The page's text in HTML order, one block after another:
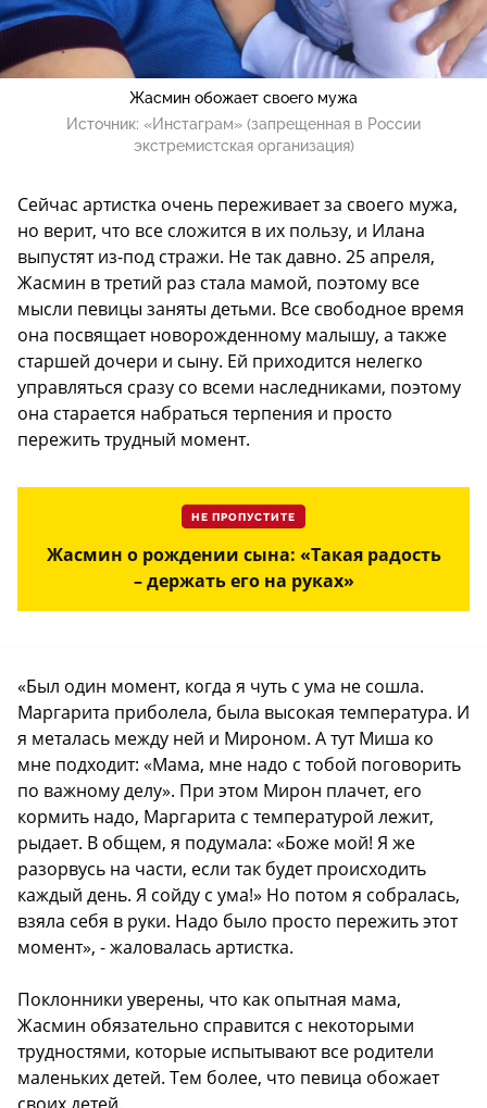
Жасмин обожает своего мужа
Источник: «Инстаграм» (запрещенная в России
экстремистская организация)
Сейчас артистка очень переживает за своего мужа,
но верит, что все сложится в их пользу, и Илана
выпустят из-под стражи. Не так давно. 25 апреля,
Жасмин в третий раз стала мамой, поэтому все
мысли певицы заняты детьми. Все свободное время
она посвящает новорожденному малышу, а также
старшей дочери и сыну. Ей приходится нелегко
управляться сразу со всеми наследниками, поэтому
она старается набраться терпения и просто
пережить трудный момент.
НЕ ПРОПУСТИТЕ
Жасмин о рождении сына: «Такая радость
– держать его на руках»
«Был один момент, когда я чуть с ума не сошла.
Маргарита приболела, была высокая температура. И
я металась между ней и Мироном. А тут Миша ко
мне подходит: «Мама, мне надо с тобой поговорить
по важному делу». При этом Мирон плачет, его
кормить надо, Маргарита с температурой лежит,
рыдает. В общем, я подумала: «Боже мой! Я же
разорвусь на части, если так будет происходить
каждый день. Я сойду с ума!» Но потом я собралась,
взяла себя в руки. Надо было просто пережить этот
момент», - жаловалась артистка.
Поклонники уверены, что как опытная мама,
Жасмин обязательно справится с некоторыми
трудностями, которые испытывают все родители
маленьких детей. Тем более, что певица обожает